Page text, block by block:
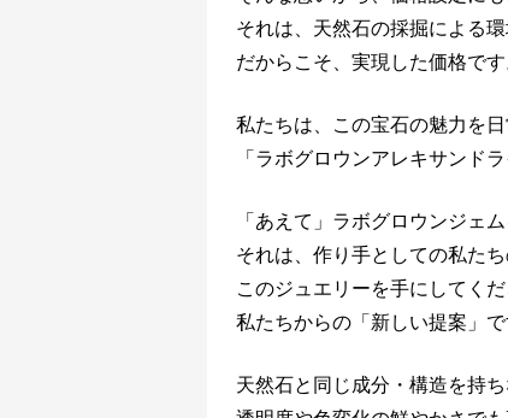
それは、天然石の採掘による
だからこそ、実現した価格です
私たちは、この宝石の魅力を
「ラボグロウンアレキサンド
「あえて」ラボグロウンジェム
それは、作り手としての私た
このジュエリーを手にしてくだ
私たちからの「新しい提案」で
天然石と同じ成分・構造を持ち